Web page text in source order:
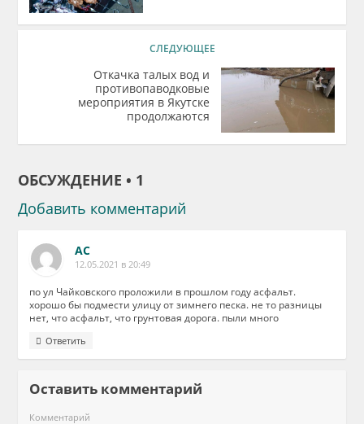
СЛЕДУЮЩЕЕ
Откачка талых вод и
противопаводковые
мероприятия в Якутске
продолжаются
ОБСУЖДЕНИЕ • 1
Добавить комментарий
АС
12.05.2021 в 20:49
по ул Чайковского проложили в прошлом году асфальт.
хорошо бы подмести улицу от зимнего песка. не то разницы
нет, что асфальт, что грунтовая дорога. пыли много
Ответить
Оставить комментарий
Комментарий